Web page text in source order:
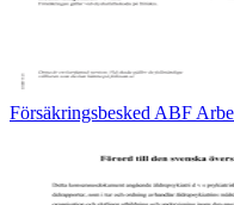
Försäkringsbesked ABF